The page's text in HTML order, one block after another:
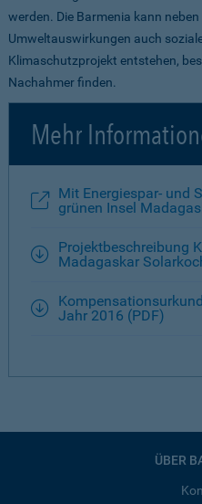
werden. Die Barmenia kann
Umweltauswirkungen auch
Klimaschutzprojekt entstehen,
Nachahmer finden.
Mehr
Mit Energiespar- und
grünen Insel
Projektbeschreibung
Madagaskar
Jahr 2016 (PDF)
ÜBER